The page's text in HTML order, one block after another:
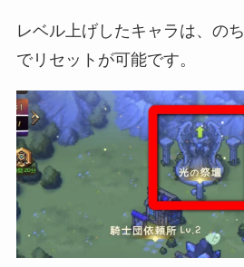
レベル上げしたキャラは、の
でリセットが可能です。